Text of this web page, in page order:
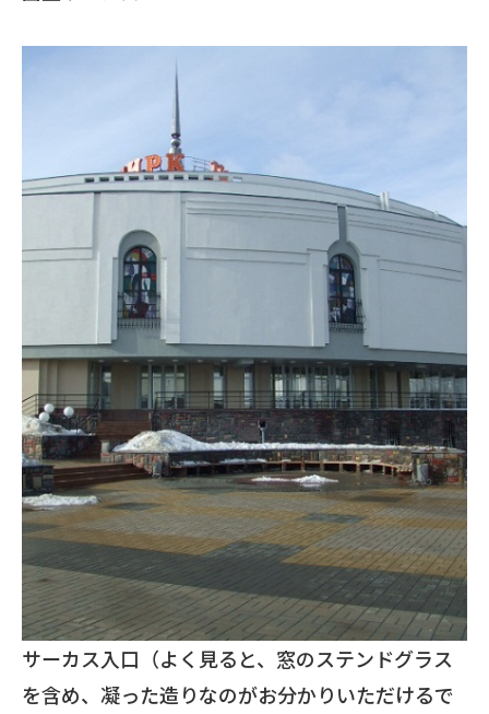
サーカス入口（よく見ると、窓のステンドグラス
を含め、凝った造りなのがお分かりいただけるで